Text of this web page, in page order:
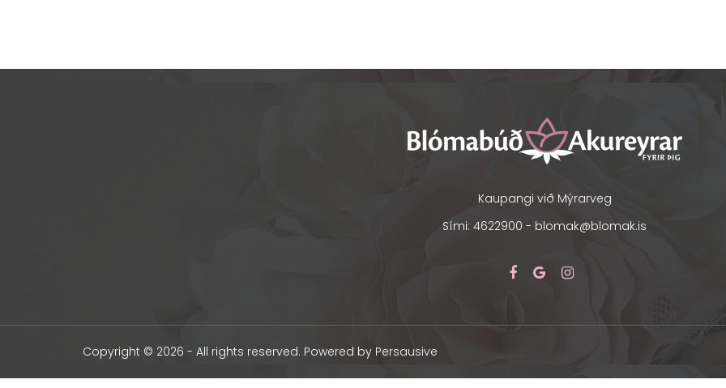
Kaupangi við Mýrarveg
Sími: 4622900 - blomak@blomak.is
Copyright © 2026 - All rights reserved. Powered by Persausive